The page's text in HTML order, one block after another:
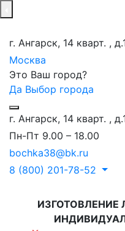
г. Ангарск, 14 кварт. ,
Москва
Это Ваш город?
Да Выбор города
г. Ангарск, 14 кварт. ,
Пн-Пт 9.00 – 18.00
bochka38@bk.ru
8 (800) 201-78-52